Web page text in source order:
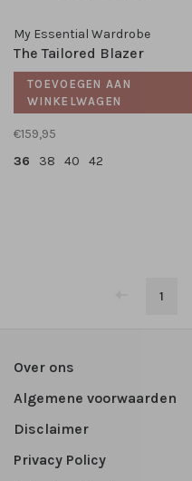
My Essential Wardrobe
The Tailored Blazer
TOEVOEGEN AAN
WINKELWAGEN
€159,95
36
38 40 42
1
Over ons
Algemene voorwaarden
Disclaimer
Privacy Policy